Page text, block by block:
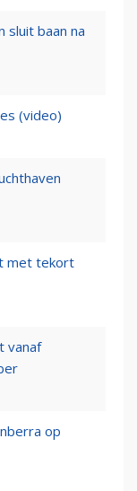
sluit baan na
(video)
met tekort
vanaf
op